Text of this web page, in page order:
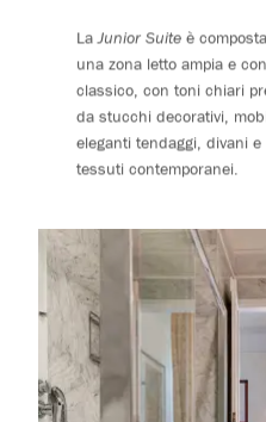
LaJunior Suite è
una zona letto ampia e
classico, con toni chiari
da stucchi decorativi,
eleganti tendaggi, divani
tessuti contemporanei.